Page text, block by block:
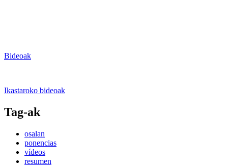
Bideoak
Ikastaroko bideoak
Tag-ak
osalan
ponencias
vídeos
resumen